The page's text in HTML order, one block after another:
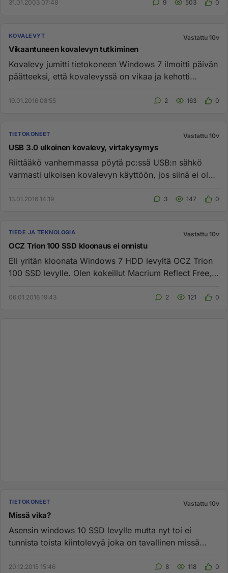
31.01.2003 07:48 9 503 0
KOVALEVYT Vastattu 10v
Vikaantuneen kovalevyn tutkiminen
Kovalevy jumitti tietokoneen Windows 7 ilmoitti päivän
päätteeksi, että kovalevyssä on vikaa ja kehotti
19.01.2016 08:55 2 163 0
TIETOKONEET Vastattu 10v
USB 3.0 ulkoinen kovalevy, virtakysymys
Riittääkö vanhemmassa pöytä pc:ssä USB:n sähkö
varmasti ulkoisen kovalevyn käyttöön, jos siinä ei ole
13.01.2016 14:19 3 147 0
TIEDE JA TEKNOLOGIA Vastattu 10v
OCZ Trion 100 SSD kloonaus ei onnistu
Eli yritän kloonata Windows 7 HDD levyltä OCZ Trion
100 SSD levylle. Olen kokeillut Macrium Reflect Free,
06.01.2016 19:43 2 121 0
TIETOKONEET Vastattu 10v
Missä vika?
Asensin windows 10 SSD levylle mutta nyt toi ei
tunnista toista kiintolevyä joka on tavallinen missä
20.12.2015 15:46 8 118 0